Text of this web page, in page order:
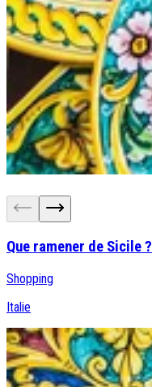
Que ramener de Sicile ?
Shopping
Italie